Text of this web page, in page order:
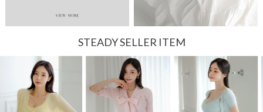
STEADY SELLER ITEM